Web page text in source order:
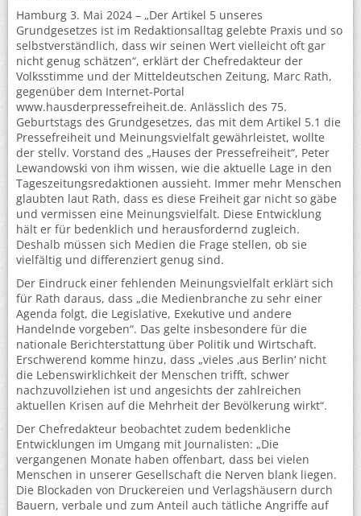
Hamburg 3. Mai 2024 – „Der Artikel 5 unseres
Grundgesetzes ist im Redaktionsalltag gelebte Praxis und so
selbstverständlich, dass wir seinen Wert vielleicht oft gar
nicht genug schätzen“, erklärt der Chefredakteur der
Volksstimme und der Mitteldeutschen Zeitung, Marc Rath,
gegenüber dem Internet-Portal
www.hausderpressefreiheit.de. Anlässlich des 75.
Geburtstags des Grundgesetzes, das mit dem Artikel 5.1 die
Pressefreiheit und Meinungsvielfalt gewährleistet, wollte
der stellv. Vorstand des „Hauses der Pressefreiheit“, Peter
Lewandowski von ihm wissen, wie die aktuelle Lage in den
Tageszeitungsredaktionen aussieht. Immer mehr Menschen
glaubten laut Rath, dass es diese Freiheit gar nicht so gäbe
und vermissen eine Meinungsvielfalt. Diese Entwicklung
hält er für bedenklich und herausfordernd zugleich.
Deshalb müssen sich Medien die Frage stellen, ob sie
vielfältig und differenziert genug sind.
Der Eindruck einer fehlenden Meinungsvielfalt erklärt sich
für Rath daraus, dass „die Medienbranche zu sehr einer
Agenda folgt, die Legislative, Exekutive und andere
Handelnde vorgeben“. Das gelte insbesondere für die
nationale Berichterstattung über Politik und Wirtschaft.
Erschwerend komme hinzu, dass „vieles ‚aus Berlin‘ nicht
die Lebenswirklichkeit der Menschen trifft, schwer
nachzuvollziehen ist und angesichts der zahlreichen
aktuellen Krisen auf die Mehrheit der Bevölkerung wirkt“.
Der Chefredakteur beobachtet zudem bedenkliche
Entwicklungen im Umgang mit Journalisten: „Die
vergangenen Monate haben offenbart, dass bei vielen
Menschen in unserer Gesellschaft die Nerven blank liegen.
Die Blockaden von Druckereien und Verlagshäusern durch
Bauern, verbale und zum Anteil auch tätliche Angriffe auf